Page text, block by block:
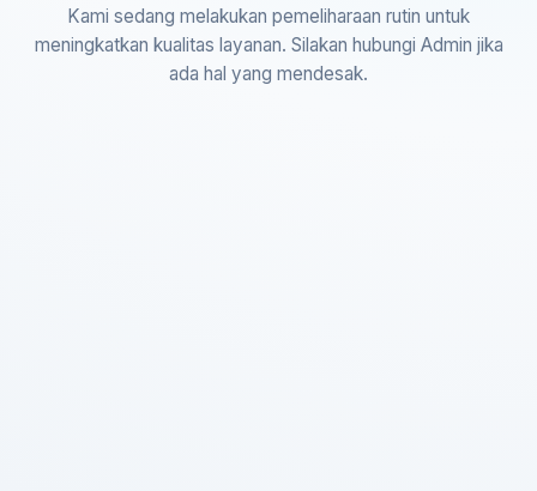
Kami sedang melakukan pemeliharaan rutin untuk
meningkatkan kualitas layanan. Silakan hubungi Admin jika
ada hal yang mendesak.